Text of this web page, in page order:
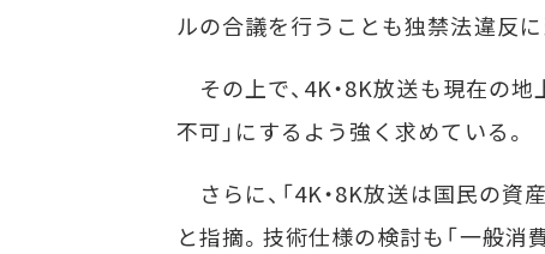
ルの合議を行うことも独禁法違反
その上で、4K・8K放送も現在の地
不可」にするよう強く求めている。
さらに、「4K・8K放送は国民の資
と指摘。技術仕様の検討も「一般